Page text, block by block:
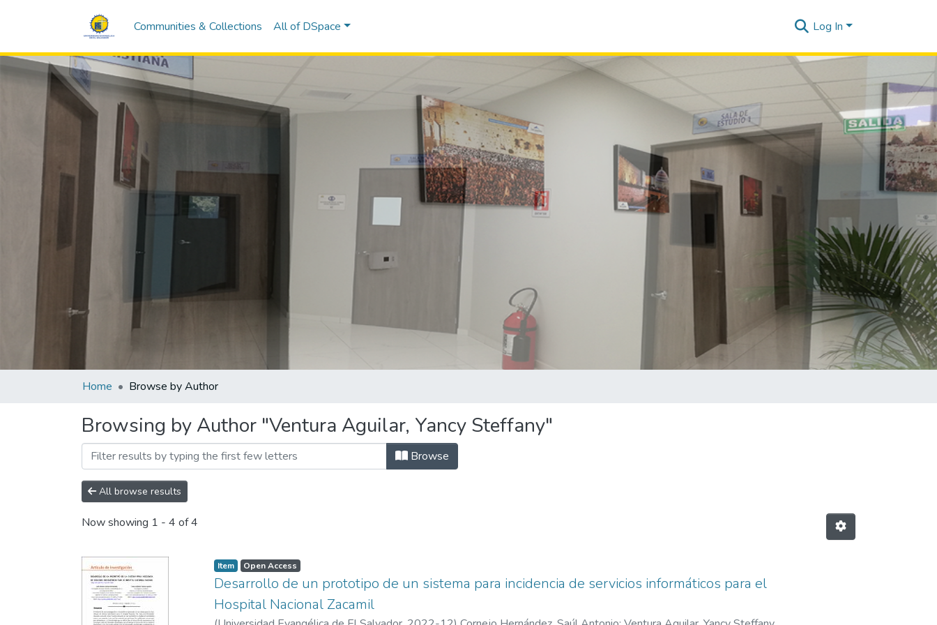
Communities & Collections All of DSpace Log In
Home Browse by Author
Browsing by Author "Ventura Aguilar, Yancy Steffany"
Browse
All browse results
Now showing 1 - 4 of 4
Item Open Access
Desarrollo de un prototipo de un sistema para incidencia de servicios informáticos para el
Hospital Nacional Zacamil